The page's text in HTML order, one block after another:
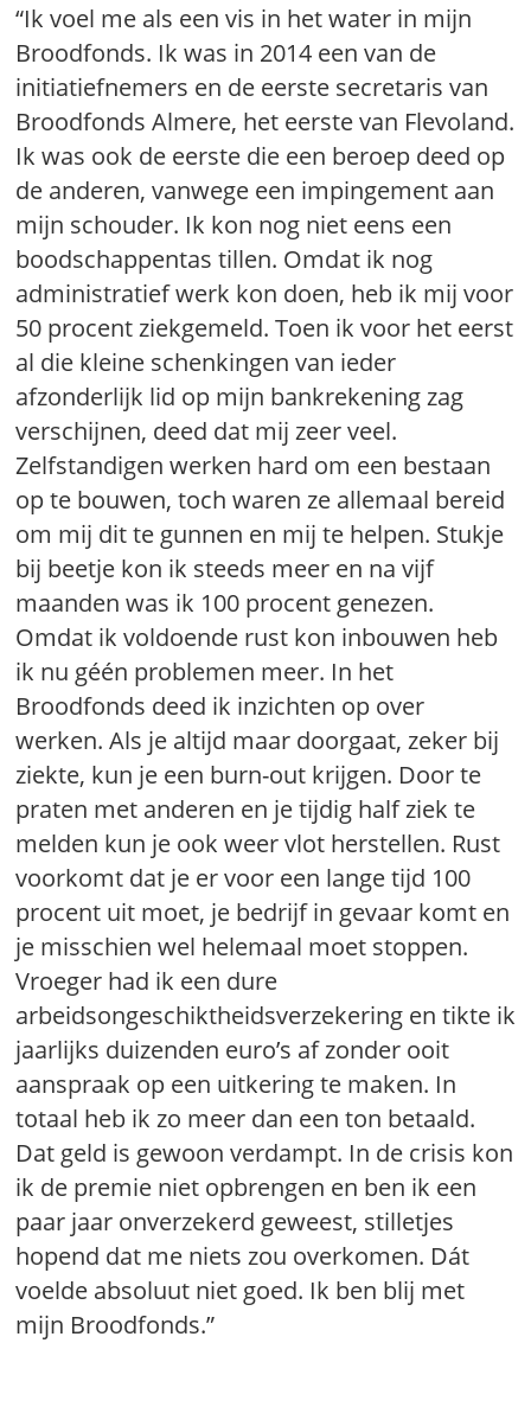
“Ik voel me als een vis in het water in mijn
Broodfonds. Ik was in 2014 een van de
initiatiefnemers en de eerste secretaris van
Broodfonds Almere, het eerste van Flevoland.
Ik was ook de eerste die een beroep deed op
de anderen, vanwege een impingement aan
mijn schouder. Ik kon nog niet eens een
boodschappentas tillen. Omdat ik nog
administratief werk kon doen, heb ik mij voor
50 procent ziekgemeld. Toen ik voor het eerst
al die kleine schenkingen van ieder
afzonderlijk lid op mijn bankrekening zag
verschijnen, deed dat mij zeer veel.
Zelfstandigen werken hard om een bestaan
op te bouwen, toch waren ze allemaal bereid
om mij dit te gunnen en mij te helpen. Stukje
bij beetje kon ik steeds meer en na vijf
maanden was ik 100 procent genezen.
Omdat ik voldoende rust kon inbouwen heb
ik nu géén problemen meer. In het
Broodfonds deed ik inzichten op over
werken. Als je altijd maar doorgaat, zeker bij
ziekte, kun je een burn-out krijgen. Door te
praten met anderen en je tijdig half ziek te
melden kun je ook weer vlot herstellen. Rust
voorkomt dat je er voor een lange tijd 100
procent uit moet, je bedrijf in gevaar komt en
je misschien wel helemaal moet stoppen.
Vroeger had ik een dure
arbeidsongeschiktheidsverzekering en tikte ik
jaarlijks duizenden euro’s af zonder ooit
aanspraak op een uitkering te maken. In
totaal heb ik zo meer dan een ton betaald.
Dat geld is gewoon verdampt. In de crisis kon
ik de premie niet opbrengen en ben ik een
paar jaar onverzekerd geweest, stilletjes
hopend dat me niets zou overkomen. Dát
voelde absoluut niet goed. Ik ben blij met
mijn Broodfonds.”